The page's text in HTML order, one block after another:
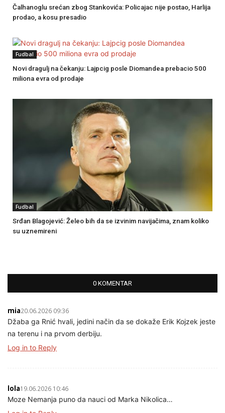
Čalhanoglu srećan zbog Stankovića: Policajac nije postao, Harlija
prodao, a kosu presadio
Fudbal
Novi dragulj na čekanju: Lajpcig posle Diomandea prebacio 500
miliona evra od prodaje
Fudbal
Srđan Blagojević: Želeo bih da se izvinim navijačima, znam koliko
su uznemireni
0 KOMENTAR
mia20.06.2026 09:36
Džaba ga Rnić hvali, jedini način da se dokaže Erik Kojzek jeste
na terenu i na prvom derbiju.
Log in to Reply
lola19.06.2026 10:46
Moze Nemanja puno da nauci od Marka Nikolica…